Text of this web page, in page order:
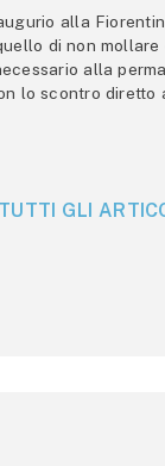
alla
di non
alla
lo scontro diretto
GLI